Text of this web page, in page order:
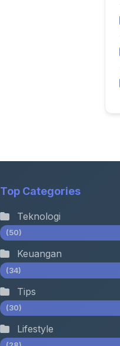
Top Categories
Teknologi
(50)
Keuangan
(34)
Tips
(30)
Lifestyle